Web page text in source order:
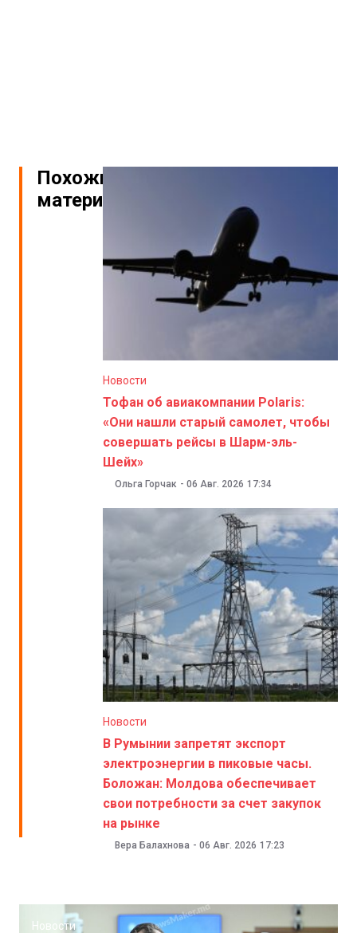
Похожие
материалы
Новости
Тофан об авиакомпании Polaris:
«Они нашли старый самолет, чтобы
совершать рейсы в Шарм-эль-
Шейх»
Ольга Горчак - 06 Авг. 2026 17:34
Новости
В Румынии запретят экспорт
электроэнергии в пиковые часы.
Боложан: Молдова обеспечивает
свои потребности за счет закупок
на рынке
Вера Балахнова - 06 Авг. 2026 17:23
Новости